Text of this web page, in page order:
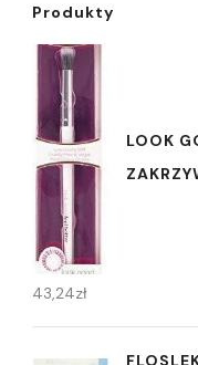
Produkty
LOOK
43,24zł